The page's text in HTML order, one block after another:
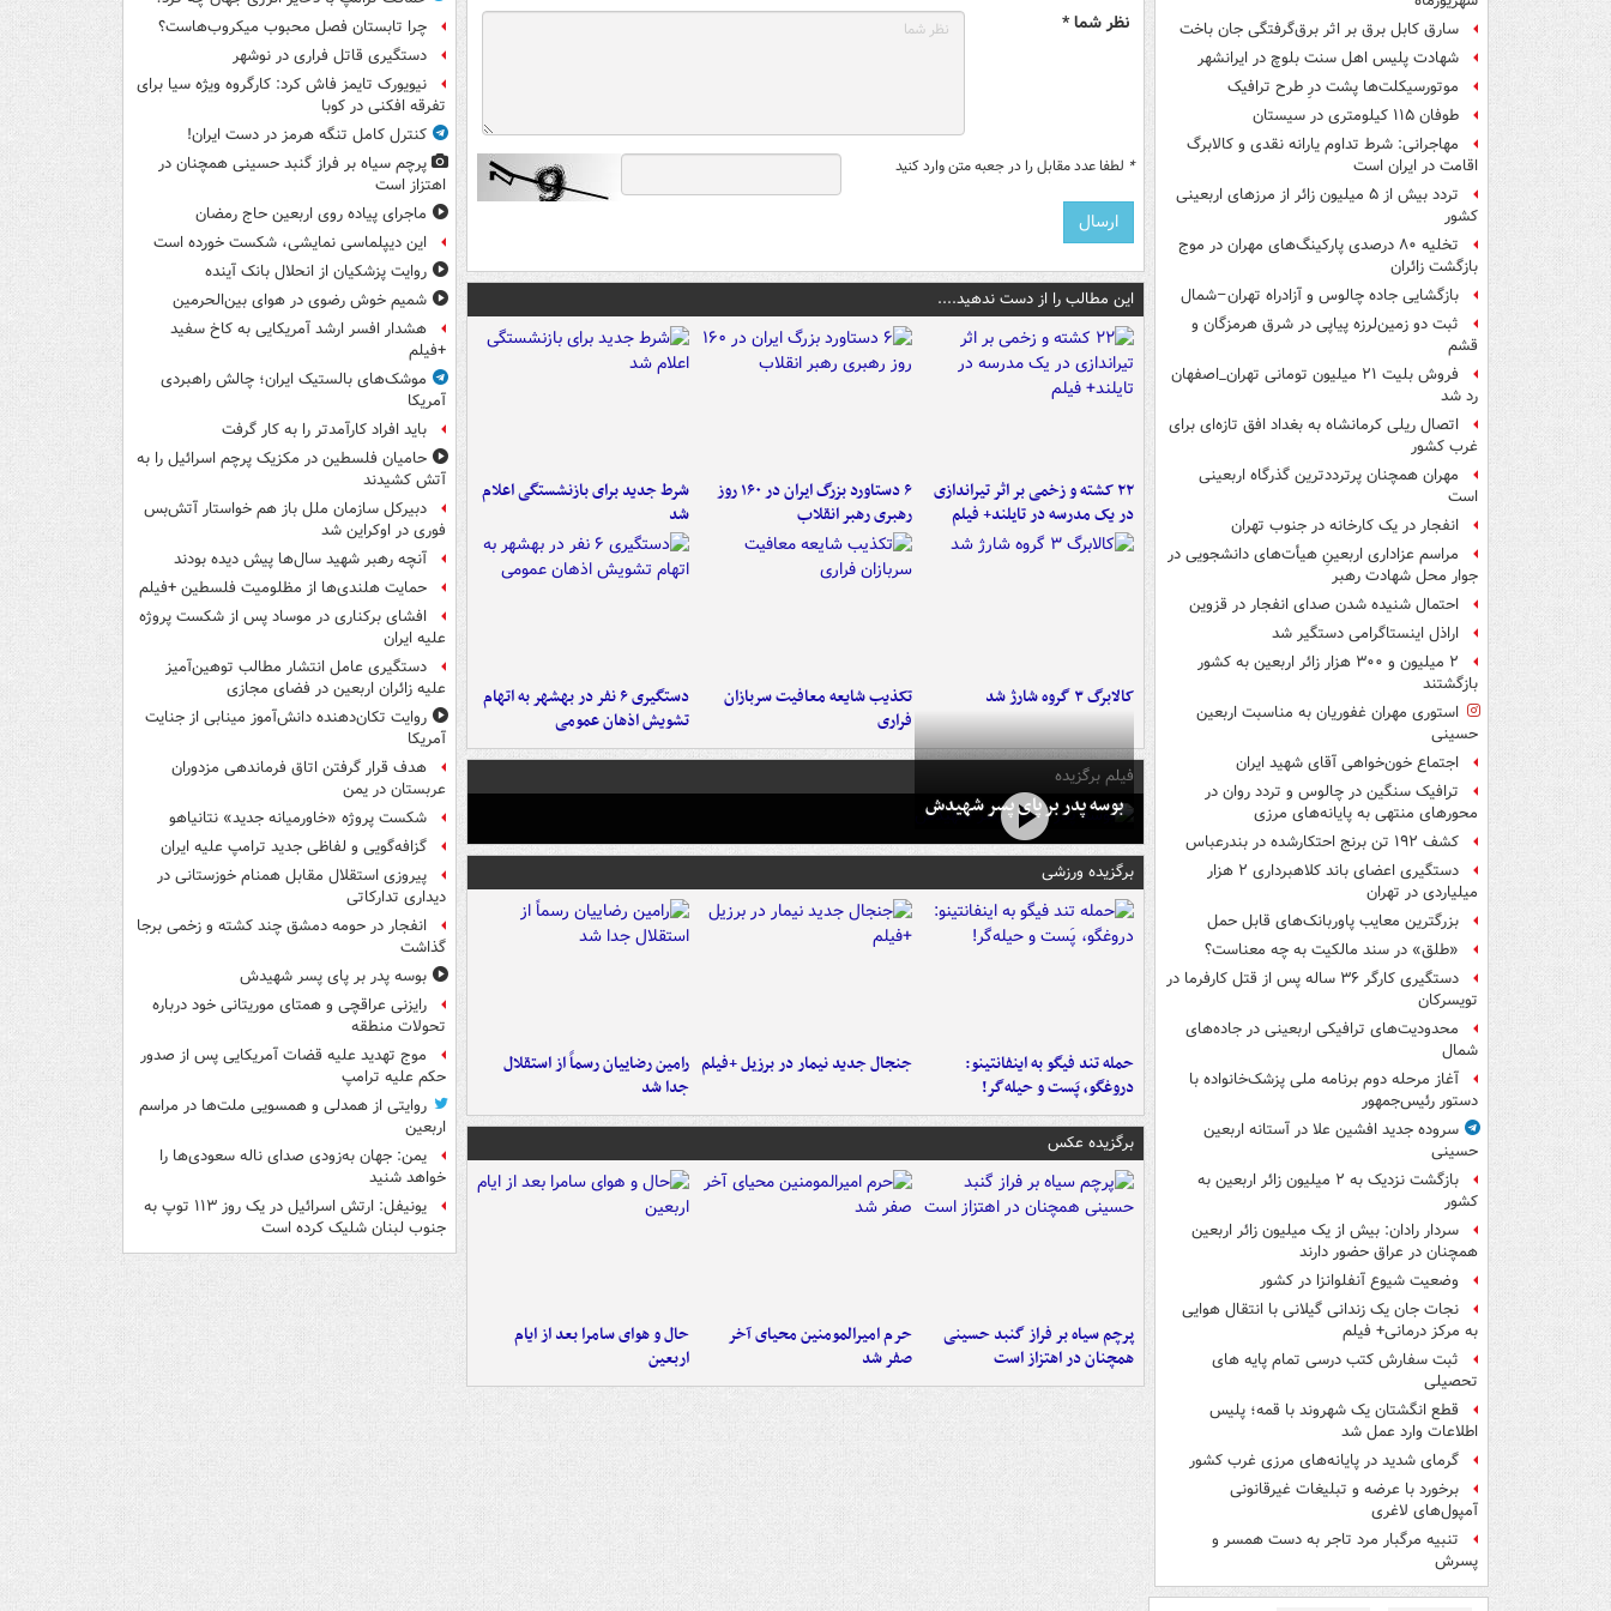
سارق کابل برق بر اثر برق‌گرفتگی جان باخت
شهادت پلیس اهل سنت بلوچ در ایرانشهر
موتورسیکلت‌ها پشت درِ طرح ترافیک
طوفان ۱۱۵ کیلومتری در سیستان
مهاجرانی: شرط تداوم یارانه نقدی و کالابرگ
اقامت در ایران است
تردد بیش از ۵ میلیون زائر از مرزهای اربعینی
کشور
تخلیه ۸۰ درصدی پارکینگ‌های مهران در موج
بازگشت زائران
بازگشایی جاده چالوس و آزادراه تهران–شمال
ثبت دو زمین‌لرزه پیاپی در شرق هرمزگان و
قشم
فروش بلیت ۲۱ میلیون تومانی تهران_اصفهان
رد شد
اتصال ریلی کرمانشاه به بغداد افق تازه‌ای برای
غرب کشور
مهران همچنان پرترددترین گذرگاه اربعینی
است
انفجار در یک کارخانه در جنوب تهران
مراسم عزاداری اربعینِ هیأت‌های دانشجویی در
جوار محل شهادت رهبر
احتمال شنیده شدن صدای انفجار در قزوین
اراذل اینستاگرامی دستگیر شد
۲ میلیون و ۳۰۰ هزار زائر اربعین به کشور
بازگشتند
استوری مهران غفوریان به مناسبت اربعین
حسینی
اجتماع خون‌خواهی آقای شهید ایران
ترافیک سنگین در چالوس و تردد روان در
محورهای منتهی به پایانه‌های مرزی
کشف ۱۹۲ تن برنج احتکارشده در بندرعباس
دستگیری اعضای باند کلاهبرداری ۲ هزار
میلیاردی در تهران
بزرگترین معایب پاوربانک‌های قابل حمل
«طلق» در سند مالکیت به چه معناست؟
دستگیری کارگر ۳۶ ساله پس از قتل کارفرما در
تویسرکان
محدودیت‌های ترافیکی اربعینی در جاده‌های
شمال‌
آغاز مرحله دوم برنامه ملی پزشک‌خانواده با
دستور رئیس‌جمهور
سروده جدید افشین علا در آستانه اربعین
حسینی
بازگشت نزدیک به ۲ میلیون زائر اربعین به
کشور
سردار رادان: بیش از یک میلیون زائر اربعین
همچنان در عراق حضور دارند
وضعیت شیوع آنفلوانزا در کشور
نجات جان یک زندانی گیلانی با انتقال هوایی
به مرکز درمانی+ فیلم
ثبت سفارش کتب درسی تمام پایه های
تحصیلی
قطع انگشتان یک شهروند با قمه؛ پلیس
اطلاعات وارد عمل شد
گرمای شدید در پایانه‌های مرزی غرب کشور
برخورد با عرضه و تبلیغات غیرقانونی
آمپول‌های لاغری
تنبیه مرگبار مرد تاجر به دست همسر و
پسرش
نظر شما *
* لطفا عدد مقابل را در جعبه متن وارد کنید
این مطالب را از دست ندهید....
۲۲ کشته و زخمی بر اثر تیراندازی
در یک مدرسه در تایلند+ فیلم
۶ دستاورد بزرگ ایران در ۱۶۰ روز
رهبری رهبر انقلاب
شرط جدید برای بازنشستگی اعلام
شد
کالابرگ ۳ گروه شارژ شد
تکذیب شایعه معافیت سربازان
فراری
دستگیری ۶ نفر در بهشهر به اتهام
تشویش اذهان عمومی
فیلم برگزیده
بوسه‌ پدر بر پای پسر شهیدش
برگزیده ورزشی
حمله تند فیگو به اینفانتینو:
دروغگو، پَست‌ و حیله‌گر!
جنجال جدید نیمار در برزیل +فیلم رامین رضاییان رسماً از استقلال
جدا شد
برگزیده عکس
پرچم سیاه بر فراز گنبد حسینی
همچنان در اهتزاز است
حرم امیرالمومنین محیای آخر
صفر شد
حال و هوای سامرا بعد از ایام
اربعین
چرا تابستان فصل محبوب میکروب‌هاست؟
دستگیری قاتل فراری در نوشهر
نیویورک تایمز فاش کرد: کارگروه ویژه سیا برای
تفرقه افکنی در کوبا
کنترل کامل تنگه هرمز در دست ایران!
پرچم سیاه بر فراز گنبد حسینی همچنان در
اهتزاز است
ماجرای پیاده روی اربعین حاج رمضان
این دیپلماسی نمایشی، شکست خورده است
روایت پزشکیان از انحلال بانک آینده
شمیم خوش رضوی در هوای بین‌الحرمین
هشدار افسر ارشد آمریکایی به کاخ سفید
+فیلم
موشک‌های بالستیک ایران؛ چالش راهبردی
آمریکا
باید افراد کارآمدتر را به کار گرفت
حامیان فلسطین در مکزیک پرچم اسرائیل را به
آتش کشیدند
دبیرکل سازمان ملل باز هم خواستار آتش‌بس
فوری در اوکراین شد
آنچه رهبر شهید سال‌ها پیش دیده بودند
حمایت هلندی‌ها از مظلومیت فلسطین +فیلم
افشای برکناری در موساد پس از شکست پروژه
علیه ایران
دستگیری عامل انتشار مطالب توهین‌آمیز
علیه زائران اربعین در فضای مجازی
روایت تکان‌دهنده دانش‌آموز مینابی از جنایت
آمریکا
هدف قرار گرفتن اتاق‌ فرماندهی مزدوران
عربستان در یمن
شکست پروژه «خاورمیانه جدید» نتانیاهو
گزافه‌گویی و لفاظی جدید ترامپ علیه ایران
پیروزی استقلال مقابل همنام خوزستانی در
دیداری تدارکاتی
انفجار در حومه دمشق چند کشته و زخمی برجا
گذاشت
بوسه‌ پدر بر پای پسر شهیدش
رایزنی عراقچی و همتای موریتانی خود درباره
تحولات منطقه
موج تهدید علیه قضات آمریکایی پس از صدور
حکم علیه ترامپ
روایتی از همدلی و همسویی ملت‌ها در مراسم
اربعین
یمن: جهان به‌زودی صدای ناله سعودی‌ها را
خواهد شنید
یونیفل: ارتش اسرائیل در یک روز ۱۱۳ توپ به
جنوب لبنان شلیک کرده است